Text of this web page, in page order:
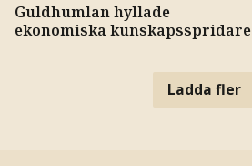
Guldhumlan hyllade
ekonomiska kunskapsspridare
Ladda fler